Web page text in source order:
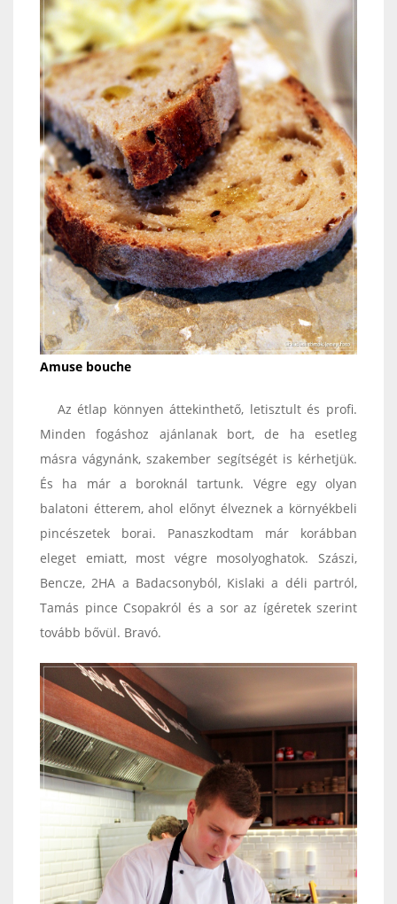
Amuse bouche
Az étlap könnyen áttekinthető, letisztult és profi.
Minden fogáshoz ajánlanak bort, de ha esetleg
másra vágynánk, szakember segítségét is kérhetjük.
És ha már a boroknál tartunk. Végre egy olyan
balatoni étterem, ahol előnyt élveznek a környékbeli
pincészetek borai. Panaszkodtam már korábban
eleget emiatt, most végre mosolyoghatok. Szászi,
Bencze, 2HA a Badacsonyból, Kislaki a déli partról,
Tamás pince Csopakról és a sor az ígéretek szerint
tovább bővül. Bravó.